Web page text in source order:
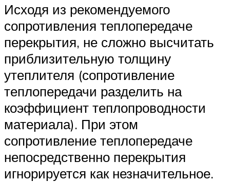
Исходя из рекомендуемого
сопротивления теплопередаче
перекрытия, не сложно высчитать
приблизительную толщину
утеплителя (сопротивление
теплопередачи разделить на
коэффициент теплопроводности
материала). При этом
сопротивление теплопередаче
непосредственно перекрытия
игнорируется как незначительное.